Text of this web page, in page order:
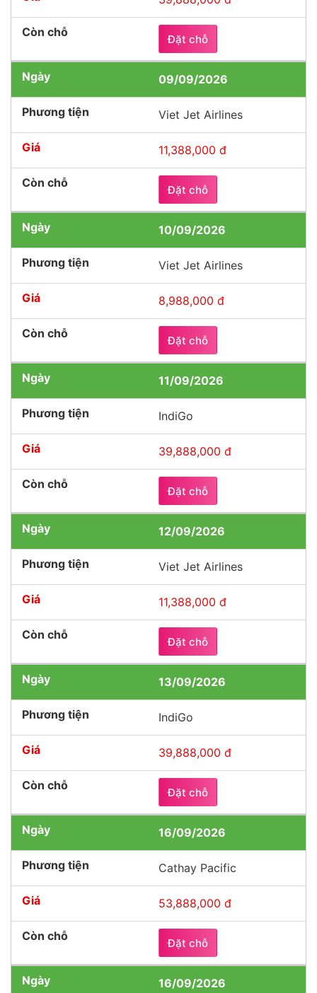
Đặt chỗ
09/09/2026
Viet Jet Airlines
11,388,000 đ
Đặt chỗ
10/09/2026
Viet Jet Airlines
8,988,000 đ
Đặt chỗ
11/09/2026
IndiGo
39,888,000 đ
Đặt chỗ
12/09/2026
Viet Jet Airlines
11,388,000 đ
Đặt chỗ
13/09/2026
IndiGo
39,888,000 đ
Đặt chỗ
16/09/2026
Cathay Pacific
53,888,000 đ
Đặt chỗ
16/09/2026